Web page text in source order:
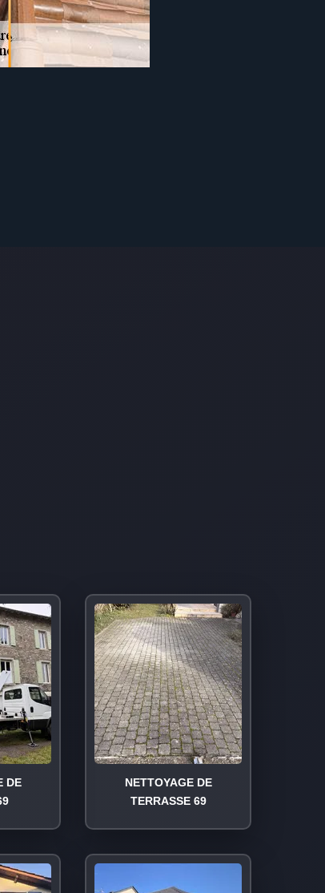
DE
NETTOYAGE DE
TERRASSE 69